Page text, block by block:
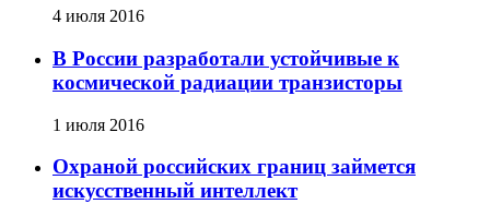
4 июля 2016
В России разработали устойчивые к
космической радиации транзисторы
1 июля 2016
Охраной российских границ займется
искусственный интеллект